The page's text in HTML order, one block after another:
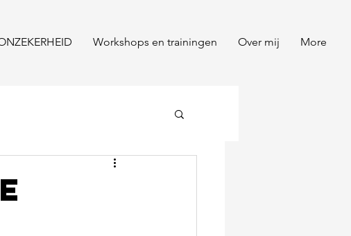
Workshops en trainingen Over mij More